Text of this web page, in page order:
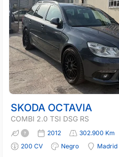
SKODA OCTAVIA
COMBI 2.0 TSI DSG RS
2012 302.900 Km
200 CV
Negro
Madrid